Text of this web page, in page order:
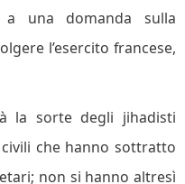
una domanda sulla
l’esercito francese,
la sorte degli jihadisti
che hanno sottratto
non si hanno altresì